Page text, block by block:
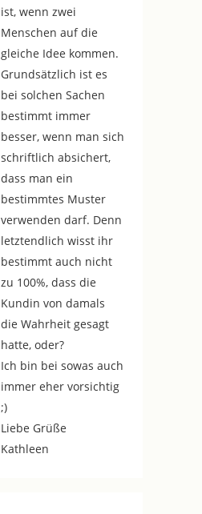
ist, wenn zwei
Menschen auf die
gleiche Idee kommen.
Grundsätzlich ist es
bei solchen Sachen
bestimmt immer
besser, wenn man sich
schriftlich absichert,
dass man ein
bestimmtes Muster
verwenden darf. Denn
letztendlich wisst ihr
bestimmt auch nicht
zu 100%, dass die
Kundin von damals
die Wahrheit gesagt
hatte, oder?
Ich bin bei sowas auch
immer eher vorsichtig
;)
Liebe Grüße
Kathleen